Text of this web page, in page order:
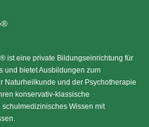
ist eine private Bildungseinrichtung für
und bietet Ausbildungen zum
Naturheilkunde und der Psychotherapie
konservativ-klassische
Wissen mit